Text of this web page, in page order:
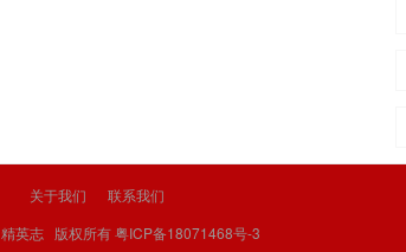
关于我们
联系我们
精英志 版权所有粤ICP备18071468号-3